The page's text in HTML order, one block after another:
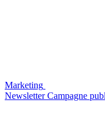
Marketing
Newsletter Campagne